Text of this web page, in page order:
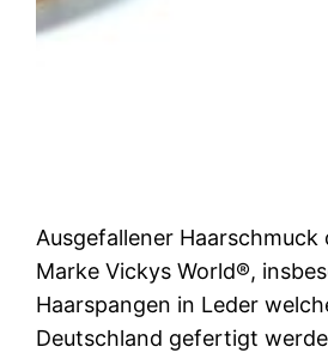
Ausgefallener Haarschmuck
Marke Vickys World®,
Haarspangen in Leder
Deutschland gefertigt